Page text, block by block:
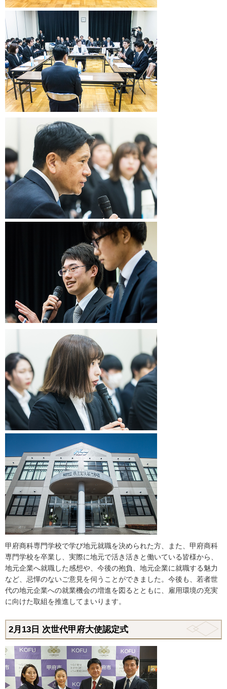
甲府商科専門学校で学び地元就職を決められた方、また、甲府商科
専門学校を卒業し、実際に地元で活き活きと働いている皆様から、
地元企業へ就職した感想や、今後の抱負、地元企業に就職する魅力
など、忌憚のないご意見を伺うことができました。今後も、若者世
代の地元企業への就業機会の増進を図るとともに、雇用環境の充実
に向けた取組を推進してまいります。
2月13日 次世代甲府大使認定式